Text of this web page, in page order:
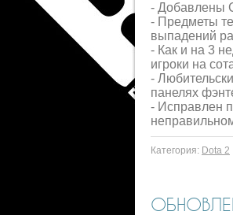
- Добавлены
- Предметы
выпадений
- Как и на 3
игроки на
-
панелях
- Исправлен
Категория: Dota 2